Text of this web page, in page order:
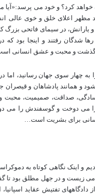
کرد؟ و خود می پرسد:«آیا
مظهر اعلای خلق و خوی عالی
یارانش، در سیمای فاتحی بزرگ
رها شدگان رفتند و اینجا بود
و گذشت و محبت و عشق انسانی
سوی جهان رسانید، اما در
همانند پادشاهان و قیصران
صداقت، صمیمیت، محبت
می دوخت و گوسفندش را می
برای بشریت است…
و اینک نگاهی کوتاه به
زیست و در جهل مطلق بود تا
از دادگاههای تفتیش عقاید